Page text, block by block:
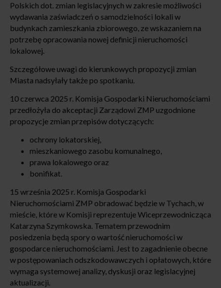
Polskich dot. zmian legislacyjnych w zakresie możliwości
wydawania zaświadczeń o samodzielności lokali w
budynkach zamieszkania zbiorowego, ze wskazaniem na
potrzebę opracowania nowej definicji nieruchomości
lokalowej.
Szczegółowe uwagi do kierunkowych propozycji zmian
Miasta nadsyłały także po spotkaniu.
10 czerwca 2025 r. Komisja Gospodarki Nieruchomościami
przedłożyła do akceptacji Zarządowi ZMP uzgodnione
propozycje zmian przepisów dotyczących:
ochrony lokatorskiej,
mieszkaniowego zasobu komunalnego,
prawa lokalowego oraz
bonifikat.
15 września 2025 r. Komisja Gospodarki
Nieruchomościami ZMP obradować będzie w Tychach, w
mieście, które w Komisji reprezentuje Wiceprzewodnicząca
Katarzyna Szymkowska. Tematem przewodnim
posiedzenia będą spory o wartość nieruchomości w
gospodarce nieruchomościami. Jest to zagadnienie obecne
w postępowaniach odszkodowawczych i opłatowych, które
wymaga systemowej analizy, dyskusji oraz legislacyjnej
aktualizacji.